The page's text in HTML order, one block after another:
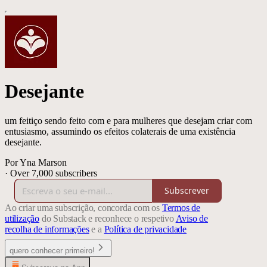
Desejante
um feitiço sendo feito com e para mulheres que desejam criar com
entusiasmo, assumindo os efeitos colaterais de uma existência
desejante.
Por Yna Marson
· Over 7,000 subscribers
Subscrever
Ao criar uma subscrição, concorda com os Termos de
utilização do Substack e reconhece o respetivo Aviso de
recolha de informaçõese a Política de privacidade
quero conhecer primeiro!